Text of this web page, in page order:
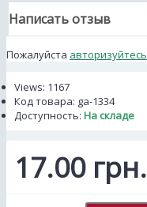
Написать отзыв
Пожалуйста авторизуйтесь
Views: 1167
Код товара: ga-1334
Доступность: На складе
17.00 грн.